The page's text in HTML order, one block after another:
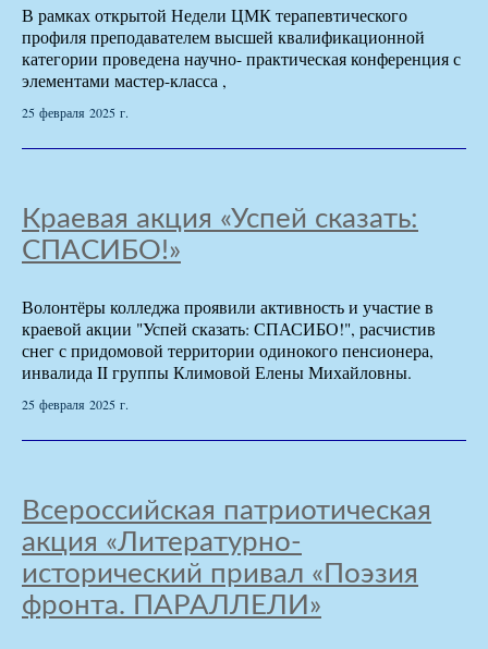
В рамках открытой Недели ЦМК терапевтического
профиля преподавателем высшей квалификационной
категории проведена научно- практическая конференция с
элементами мастер-класса ,
25 февраля 2025 г.
Краевая акция «Успей сказать:
СПАСИБО!»
Волонтёры колледжа проявили активность и участие в
краевой акции "Успей сказать: СПАСИБО!", расчистив
снег с придомовой территории одинокого пенсионера,
инвалида II группы Климовой Елены Михайловны.
25 февраля 2025 г.
Всероссийская патриотическая
акция «Литературно-
исторический привал «Поэзия
фронта. ПАРАЛЛЕЛИ»